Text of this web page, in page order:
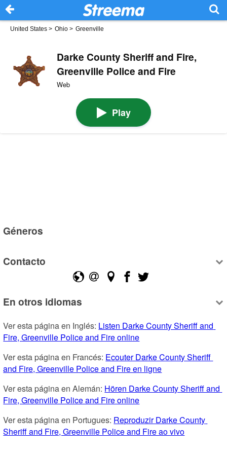
United States > Ohio > Greenville
Darke County Sheriff and Fire,
Greenville Police and Fire
Web
Play
Géneros
Contacto
En otros idiomas
Ver esta página en Inglés: Listen Darke County Sheriff and
Fire, Greenville Police and Fire online
Ver esta página en Francés: Ecouter Darke County Sheriff
and Fire, Greenville Police and Fire en ligne
Ver esta página en Alemán: Hören Darke County Sheriff and
Fire, Greenville Police and Fire online
Ver esta página en Portugues: Reproduzir Darke County
Sheriff and Fire, Greenville Police and Fire ao vivo